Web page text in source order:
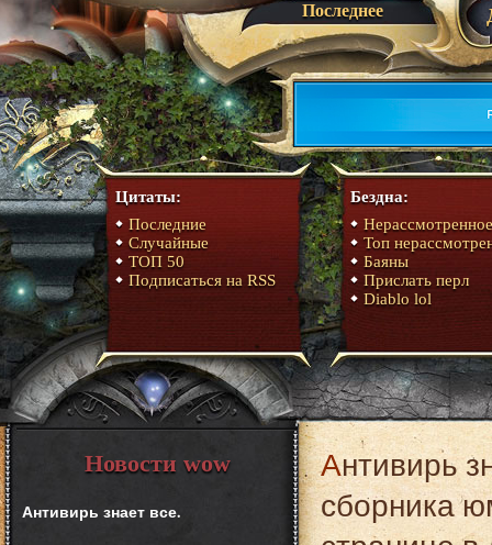
Последнее
Цитаты:
Последние
Случайные
ТОП 50
Подписаться на RSS
Бездна:
Нерассмотренное
Топ
Баяны
Прислать перл
Diablo lol
Новости wow
Антивирь знает все.
Антивирь знает все. Это один из материалов
сборника